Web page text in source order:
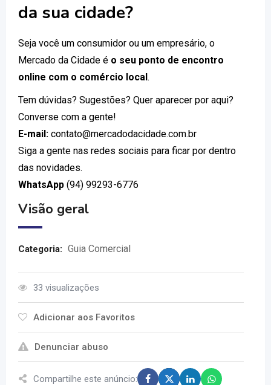
da sua cidade?
Seja você um consumidor ou um empresário, o
Mercado da Cidade é o seu ponto de encontro
online com o comércio local.
Tem dúvidas? Sugestões? Quer aparecer por aqui?
Converse com a gente!
E-mail: contato@mercadodacidade.com.br
Siga a gente nas redes sociais para ficar por dentro
das novidades.
WhatsApp (94) 99293-6776
Visão geral
Categoria: Guia Comercial
33 visualizações
Adicionar aos Favoritos
Denunciar abuso
Compartilhe este anúncio: